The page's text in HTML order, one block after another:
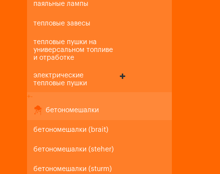
паяльные лампы
тепловые завесы
тепловые пушки на
универсальном топливе
и отработке
электрические
тепловые пушки
+-
бетономешалки
бетономешалки (brait)
бетономешалки (steher)
бетономешалки (sturm)